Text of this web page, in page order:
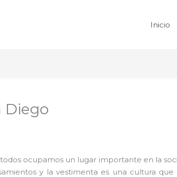
Inicio
Diego
ocupamos un lugar importante en la
y la vestimenta es una cultura